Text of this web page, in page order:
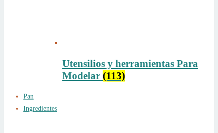
Utensilios y herramientas Para
Modelar (113)
Pan
Ingredientes